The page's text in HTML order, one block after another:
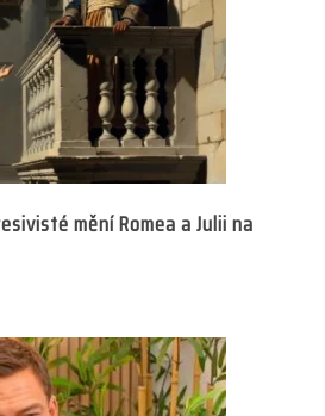
mění Romea a Julii na